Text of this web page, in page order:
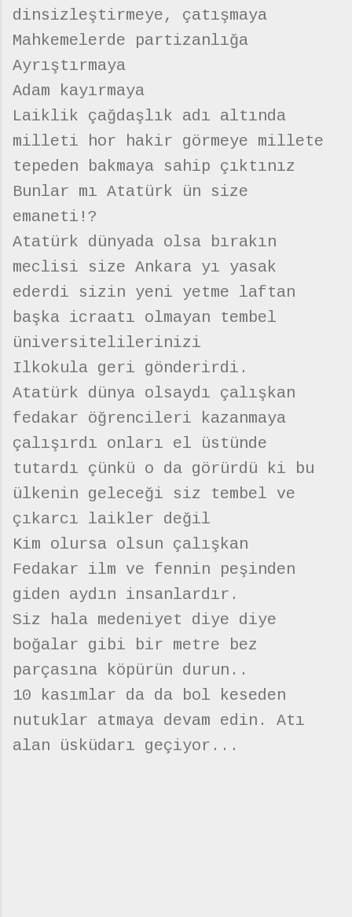
dinsizleştirmeye, çatışmaya
Mahkemelerde partizanlığa
Ayrıştırmaya
Adam kayırmaya
Laiklik çağdaşlık adı altında
milleti hor hakir görmeye millete
tepeden bakmaya sahip çıktınız
Bunlar mı Atatürk ün size
emaneti!?
Atatürk dünyada olsa bırakın
meclisi size Ankara yı yasak
ederdi sizin yeni yetme laftan
başka icraatı olmayan tembel
üniversitelilerinizi
Ilkokula geri gönderirdi.
Atatürk dünya olsaydı çalışkan
fedakar öğrencileri kazanmaya
çalışırdı onları el üstünde
tutardı çünkü o da görürdü ki bu
ülkenin geleceği siz tembel ve
çıkarcı laikler değil
Kim olursa olsun çalışkan
Fedakar ilm ve fennin peşinden
giden aydın insanlardır.
Siz hala medeniyet diye diye
boğalar gibi bir metre bez
parçasına köpürün durun..
10 kasımlar da da bol keseden
nutuklar atmaya devam edin. Atı
alan üsküdarı geçiyor...